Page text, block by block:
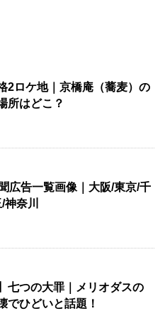
2ロケ地｜京橋庵（蕎麦）の
所はどこ？
広告一覧画像｜大阪/東京/千
奈川
七つの大罪｜メリオダスの
でひどいと話題！